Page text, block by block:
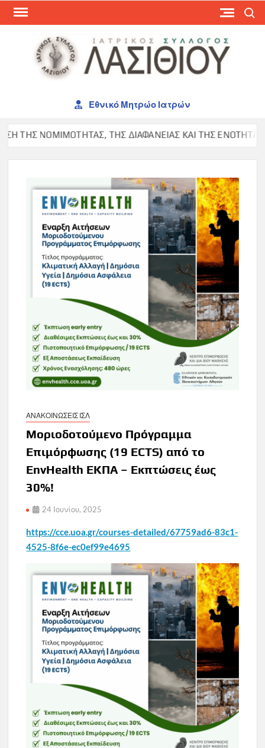
Skip
Εθνικό Μητρώο Ιατρών
ΝΟΜΙΜΟΤΗΤΑΣ, ΤΗΣ ΔΙΑΦΑΝΕΙΑΣ ΚΑΙ ΤΗΣ ΕΝΟΤΗΤΑΣ
ΑΝΑΚΟΙΝΩΣΕΙΣ ΙΣΛ
Μοριοδοτούμενο Πρόγραμμα
Επιμόρφωσης (19 ECTS) από το
EnvHealth ΕΚΠΑ – Εκπτώσεις έως
30%!
24 Ιουνίου, 2025
https://cce.uoa.gr/courses-detailed/67759ad6-83c1-
4525-8f6e-ec0ef99e4695